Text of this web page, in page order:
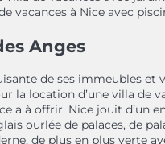
vacances à Nice avec
Anges
de ses immeubles
la location d’une villa de
a à offrir. Nice jouit d’un
ourlée de palaces, de
de plus en plus